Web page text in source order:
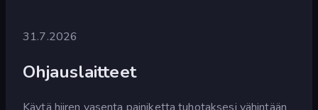
31.7.2026
Ohjauslaitteet
Käytä hiiren vasenta painiketta tuhotaksesi vähintään